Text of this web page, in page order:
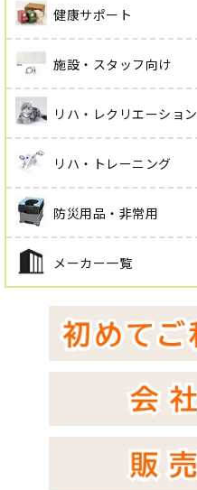
健康サポート
施設・スタッフ向け
リハ・レクリエーション
リハ・トレーニング
防災用品・非常用
メーカー一覧